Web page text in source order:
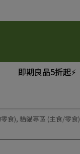
即期良品5折起⚡
食), 貓貓專區 (主食/零食)